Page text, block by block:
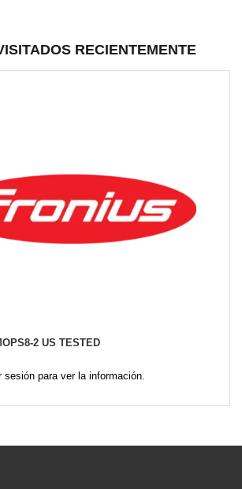
RECIENTEMENTE
2 US TESTED
sesión para ver la información.